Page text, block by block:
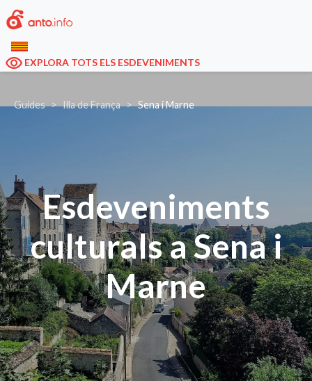
EXPLORA TOTS ELS ESDEVENIMENTS
Guides Illa de França Sena i Marne
Esdeveniments
culturals a Sena i
Marne